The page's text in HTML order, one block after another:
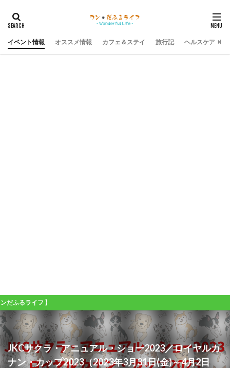
イベント情報 オススメ情報 カフェ＆ステイ 旅行記 ヘルスケア
フ 】
JKCサクラ・アニュアル・ショー2023／ロイヤルカ
ナン・カップ2023（2023年3月31日(金)～4月2日